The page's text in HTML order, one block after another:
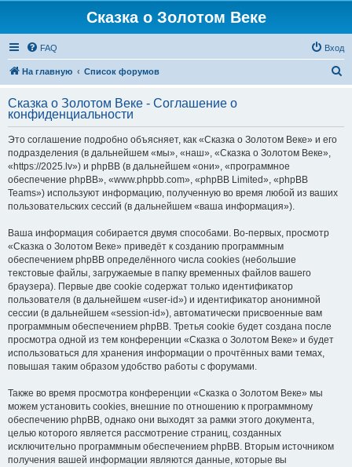
Сказка о Золотом Веке
FAQ Вход
На главную Список форумов
с
Сказка о Золотом Веке - Соглашение о
конфиденциальности
Это соглашение подробно объясняет, как «Сказка о Золотом Веке» и его
подразделения (в дальнейшем «мы», «наш», «Сказка о Золотом Веке»,
«https://2025.lv») и phpBB (в дальнейшем «они», «программное
обеспечение phpBB», «www.phpbb.com», «phpBB Limited», «phpBB
Teams») используют информацию, полученную во время любой из ваших
пользовательских сессий (в дальнейшем «ваша информация»).
Ваша информация собирается двумя способами. Во-первых, просмотр
«Сказка о Золотом Веке» приведёт к созданию программным
обеспечением phpBB определённого числа cookies (небольшие
текстовые файлы, загружаемые в папку временных файлов вашего
браузера). Первые две cookie содержат только идентификатор
пользователя (в дальнейшем «user-id») и идентификатор анонимной
сессии (в дальнейшем «session-id»), автоматически присвоенные вам
программным обеспечением phpBB. Третья cookie будет создана после
просмотра одной из тем конференции «Сказка о Золотом Веке» и будет
использоваться для хранения информации о прочтённых вами темах,
повышая таким образом удобство работы с форумами.
Также во время просмотра конференции «Сказка о Золотом Веке» мы
можем установить cookies, внешние по отношению к программному
обеспечению phpBB, однако они выходят за рамки этого документа,
целью которого является рассмотрение страниц, созданных
исключительно программным обеспечением phpBB. Вторым источником
получения вашей информации являются данные, которые вы